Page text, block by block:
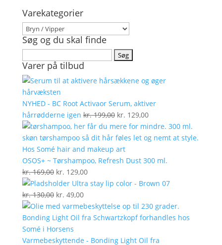
Varekategorier
Søg og du skal finde
efter:
Varer på tilbud
NYHED - BC Root Activaor Serum, aktiver
hårrødderne igen kr.199,00 Den
oprindelige
pris
var:
kr. 199,00.
kr. 129,00Den
aktuelle
pris
kr. 129,00.
OSOS+ ~ Tørshampoo, Refresh Dust 300 ml.
kr.169,00 Den
oprindelige
pris
var:
kr. 169,00.
kr. 129,00Den
aktuelle
er:
kr. 129,00.
Ultra stay lip color - Brown 07
kr.130,00 Den
oprindelige
pris
var:
kr. 130,00.
kr. 49,00Den
aktuelle
pris
kr. 49,00.
Varmebeskyttende - Bonding Light Oil fra